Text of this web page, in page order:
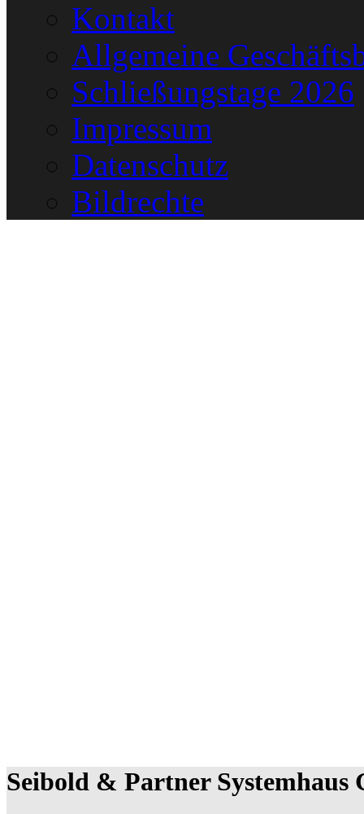
Kontakt
Allgemeine
Schließungstage 2026
Impressum
Datenschutz
Bildrechte
Seibold & Partner Systemhaus